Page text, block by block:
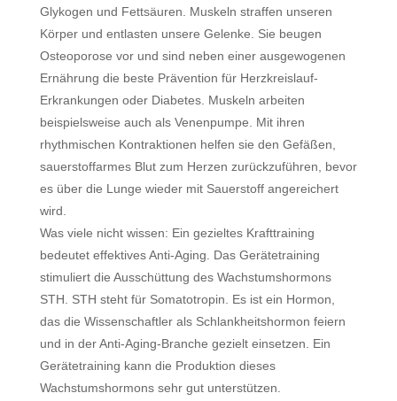
Glykogen und Fettsäuren. Muskeln straffen unseren
Körper und entlasten unsere Gelenke. Sie beugen
Osteoporose vor und sind neben einer ausgewogenen
Ernährung die beste Prävention für Herzkreislauf-
Erkrankungen oder Diabetes. Muskeln arbeiten
beispielsweise auch als Venenpumpe. Mit ihren
rhythmischen Kontraktionen helfen sie den Gefäßen,
sauerstoffarmes Blut zum Herzen zurückzuführen, bevor
es über die Lunge wieder mit Sauerstoff angereichert
wird.
Was viele nicht wissen: Ein gezieltes Krafttraining
bedeutet effektives Anti-Aging. Das Gerätetraining
stimuliert die Ausschüttung des Wachstumshormons
STH. STH steht für Somatotropin. Es ist ein Hormon,
das die Wissenschaftler als Schlankheitshormon feiern
und in der Anti-Aging-Branche gezielt einsetzen. Ein
Gerätetraining kann die Produktion dieses
Wachstumshormons sehr gut unterstützen.